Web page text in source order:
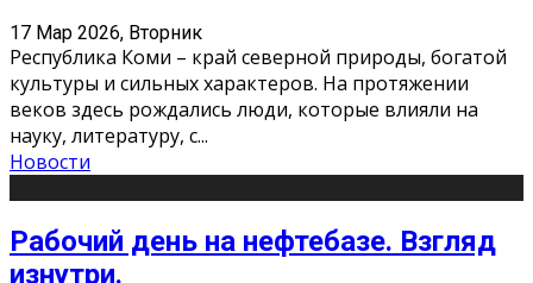
17 Мар 2026, Вторник
Республика Коми – край северной природы, богатой
культуры и сильных характеров. На протяжении
веков здесь рождались люди, которые влияли на
науку, литературу, с...
Новости
Рабочий день на нефтебазе. Взгляд
изнутри.